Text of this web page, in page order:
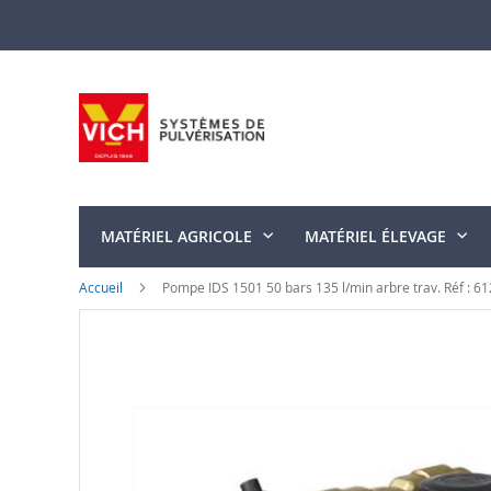
contenu
MATÉRIEL AGRICOLE MATÉRIEL ÉLEVAGE
Accueil Pompe IDS 1501 50 bars 135 l/min arbre trav. Réf :